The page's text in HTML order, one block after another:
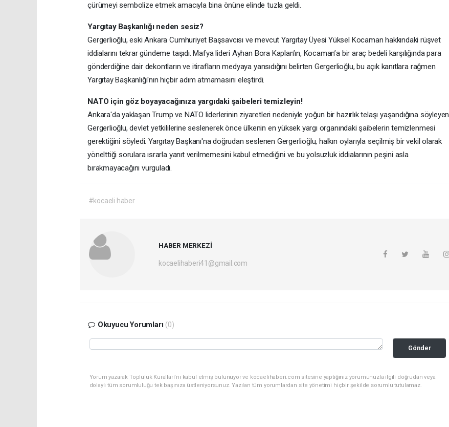
çürümeyi sembolize etmek amacıyla bina önüne elinde tuzla geldi.
Yargıtay Başkanlığı neden sesiz?
Gergerlioğlu, eski Ankara Cumhuriyet Başsavcısı ve mevcut Yargıtay Üyesi Yüksel Kocaman hakkındaki rüşvet
iddialarını tekrar gündeme taşıdı. Mafya lideri Ayhan Bora Kaplan’ın, Kocaman’a bir araç bedeli karşılığında para
gönderdiğine dair dekontların ve itirafların medyaya yansıdığını belirten Gergerlioğlu, bu açık kanıtlara rağmen
Yargıtay Başkanlığı'nın hiçbir adım atmamasını eleştirdi.
NATO için göz boyayacağınıza yargıdaki şaibeleri temizleyin!
Ankara'da yaklaşan Trump ve NATO liderlerinin ziyaretleri nedeniyle yoğun bir hazırlık telaşı yaşandığına söyleyen
Gergerlioğlu, devlet yetkililerine seslenerek önce ülkenin en yüksek yargı organındaki şaibelerin temizlenmesi
gerektiğini söyledi. Yargıtay Başkanı'na doğrudan seslenen Gergerlioğlu, halkın oylarıyla seçilmiş bir vekil olarak
yönelttiği sorulara ısrarla yanıt verilmemesini kabul etmediğini ve bu yolsuzluk iddialarının peşini asla
bırakmayacağını vurguladı.
#kocaeli haber
HABER MERKEZİ
kocaelihaberi41@gmail.com
Okuyucu Yorumları (0)
Gönder
Yorum yazarak Topluluk Kuralları’nı kabul etmiş bulunuyor ve kocaelihaberi.com sitesine yaptığınız yorumunuzla ilgili doğrudan veya
dolaylı tüm sorumluluğu tek başınıza üstleniyorsunuz. Yazılan tüm yorumlardan site yönetimi hiçbir şekilde sorumlu tutulamaz.